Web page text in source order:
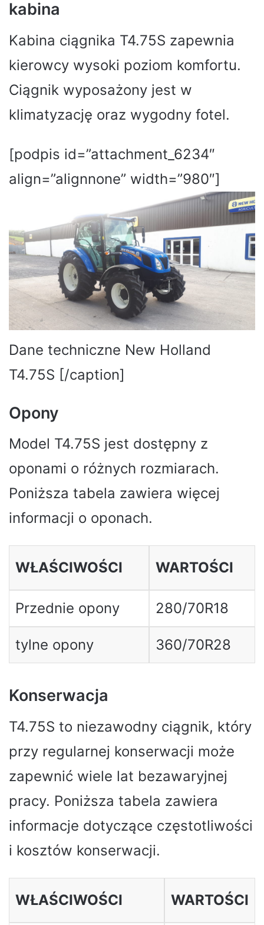
kabina
Kabina ciągnika T4.75S zapewnia
kierowcy wysoki poziom komfortu.
Ciągnik wyposażony jest w
klimatyzację oraz wygodny fotel.
[podpis id=”attachment_6234″
align=”alignnone” width=”980″]
Dane techniczne New Holland
T4.75S [/caption]
Opony
Model T4.75S jest dostępny z
oponami o różnych rozmiarach.
Poniższa tabela zawiera więcej
informacji o oponach.
WŁAŚCIWOŚCI WARTOŚCI
Przednie opony 280/70R18
tylne opony 360/70R28
Konserwacja
T4.75S to niezawodny ciągnik, który
przy regularnej konserwacji może
zapewnić wiele lat bezawaryjnej
pracy. Poniższa tabela zawiera
informacje dotyczące częstotliwości
i kosztów konserwacji.
WŁAŚCIWOŚCI WARTOŚCI